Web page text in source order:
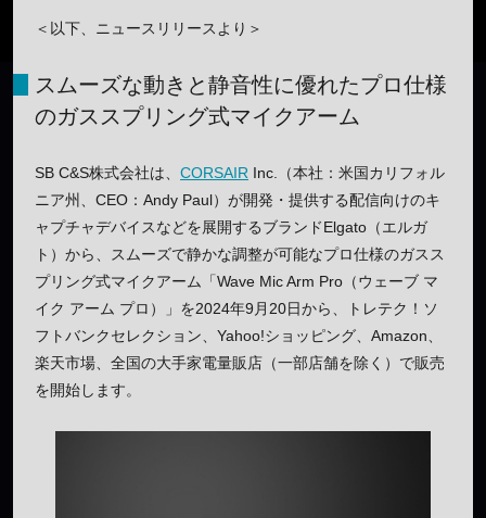
＜以下、ニュースリリースより＞
スムーズな動きと静音性に優れたプロ仕様
のガススプリング式マイクアーム
SB C&S株式会社は、 CORSAIR Inc.（本社：米国カリフォル
ニア州、CEO：Andy Paul）が開発・提供する配信向けのキ
ャプチャデバイスなどを展開するブランドElgato（エルガ
ト）から、スムーズで静かな調整が可能なプロ仕様のガスス
プリング式マイクアーム「Wave Mic Arm Pro（ウェーブ マ
イク アーム プロ）」を2024年9月20日から、トレテク！ソ
フトバンクセレクション、Yahoo!ショッピング、Amazon、
楽天市場、全国の大手家電量販店（一部店舗を除く）で販売
を開始します。